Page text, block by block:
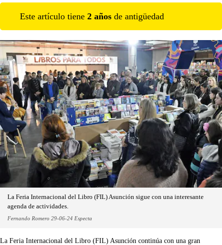
Este artículo tiene 2 años de antigüedad
La Feria Internacional del Libro (FIL) Asunción sigue con una interesante
agenda de actividades.
Fernando Romero 29-06-24 Especta
La Feria Internacional del Libro (FIL) Asunción continúa con una gran